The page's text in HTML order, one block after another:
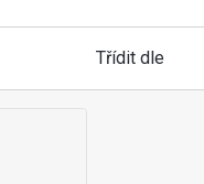
Třídit dle